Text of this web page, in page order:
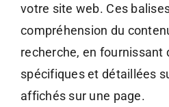
votre site web. Ces
compréhension du
recherche, en fournissant
spécifiques et détaillées
affichés sur une page.